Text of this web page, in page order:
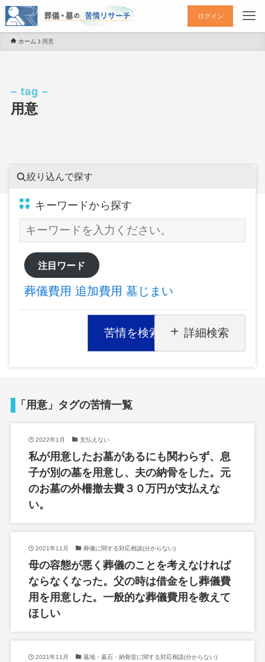
ログイン
ホーム 用意
用意
– tag –
絞り込んで探す
キーワードから探す
注目ワード
葬儀費用 追加費用 墓じまい
苦情を検索 詳細検索
「用意」タグの苦情一覧
2022年1月 支払えない
私が用意したお墓があるにも関わらず、息
子が別の墓を用意し、夫の納骨をした。元
のお墓の外柵撤去費３０万円が支払えな
い。
2021年11月 葬儀に関する対応相談(分からない)
母の容態が悪く葬儀のことを考えなければ
ならなくなった。父の時は借金をし葬儀費
用を用意した。一般的な葬儀費用を教えて
ほしい
2021年11月 墓地・墓石・納骨堂に関する対応相談(分からない)